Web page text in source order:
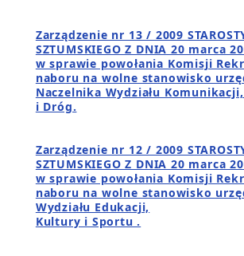
Zarządzenie nr 13 / 2009
SZTUMSKIEGO Z DNIA 20 marca
w sprawie powołania Komisji
naboru na wolne stanowisko
Naczelnika Wydziału
i Dróg.
Zarządzenie nr 12 / 2009
SZTUMSKIEGO Z DNIA 20 marca
w sprawie powołania Komisji
naboru na wolne stanowisko
Wydziału Edukacji,
Kultury i Sportu .